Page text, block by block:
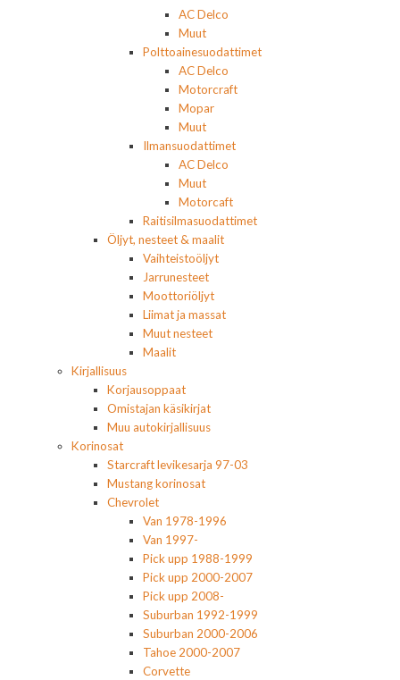
AC Delco
Muut
Polttoainesuodattimet
AC Delco
Motorcraft
Mopar
Muut
Ilmansuodattimet
AC Delco
Muut
Motorcaft
Raitisilmasuodattimet
Öljyt, nesteet & maalit
Vaihteistoöljyt
Jarrunesteet
Moottoriöljyt
Liimat ja massat
Muut nesteet
Maalit
Kirjallisuus
Korjausoppaat
Omistajan käsikirjat
Muu autokirjallisuus
Korinosat
Starcraft levikesarja 97-03
Mustang korinosat
Chevrolet
Van 1978-1996
Van 1997-
Pick upp 1988-1999
Pick upp 2000-2007
Pick upp 2008-
Suburban 1992-1999
Suburban 2000-2006
Tahoe 2000-2007
Corvette